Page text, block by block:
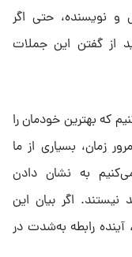
و نویسنده، حتی اگر
از گفتن این جملات
که بهترین خودمان را
زمان، بسیاری از ما
به نشان دادن
اگر بیان این
رابطه به‌شدت در